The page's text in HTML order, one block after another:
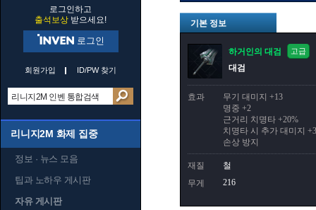
로그인하고
출석보상 받으세요!
로그인
회원가입 ID/PW 찾기
리니지2M 화제 집중
정보 · 뉴스 모음
팁과 노하우 게시판
자유 게시판
기본 정보
하거인의 대검 고급
대검
효과
무기 대미지 +13
명중 +2
근거리 치명타 +20%
치명타 시 추가 대미지 +3
손상 방지
재질
철
무게
216